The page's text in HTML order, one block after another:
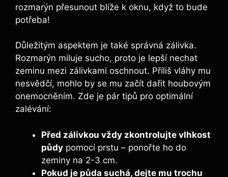
⁤rozmarýn přesunout ​blíže k oknu, když to bude
potřeba!
Důležitým⁣ aspektem je také správná zálivka.
Rozmarýn miluje​ sucho, proto je ‍lepší nechat
zeminu mezi zálivkami‍ oschnout. Příliš⁤ vláhy mu
nesvědčí, mohlo ‌by se mu začít dařit houbovým
onemocněním. Zde je pár tipů pro optimální
zalévání:
Před zálivkou vždy zkontrolujte vlhkost
půdy pomocí ⁢prstu – ponořte ho ⁤do
zeminy na 2-3​ cm.
Pokud je půda suchá, dejte mu trochu